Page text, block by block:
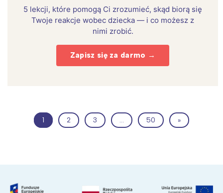
5 lekcji, które pomogą Ci zrozumieć, skąd biorą się
Twoje reakcje wobec dziecka — i co możesz z
nimi zrobić.
Zapisz się za darmo →
1 2 3 … 50 »